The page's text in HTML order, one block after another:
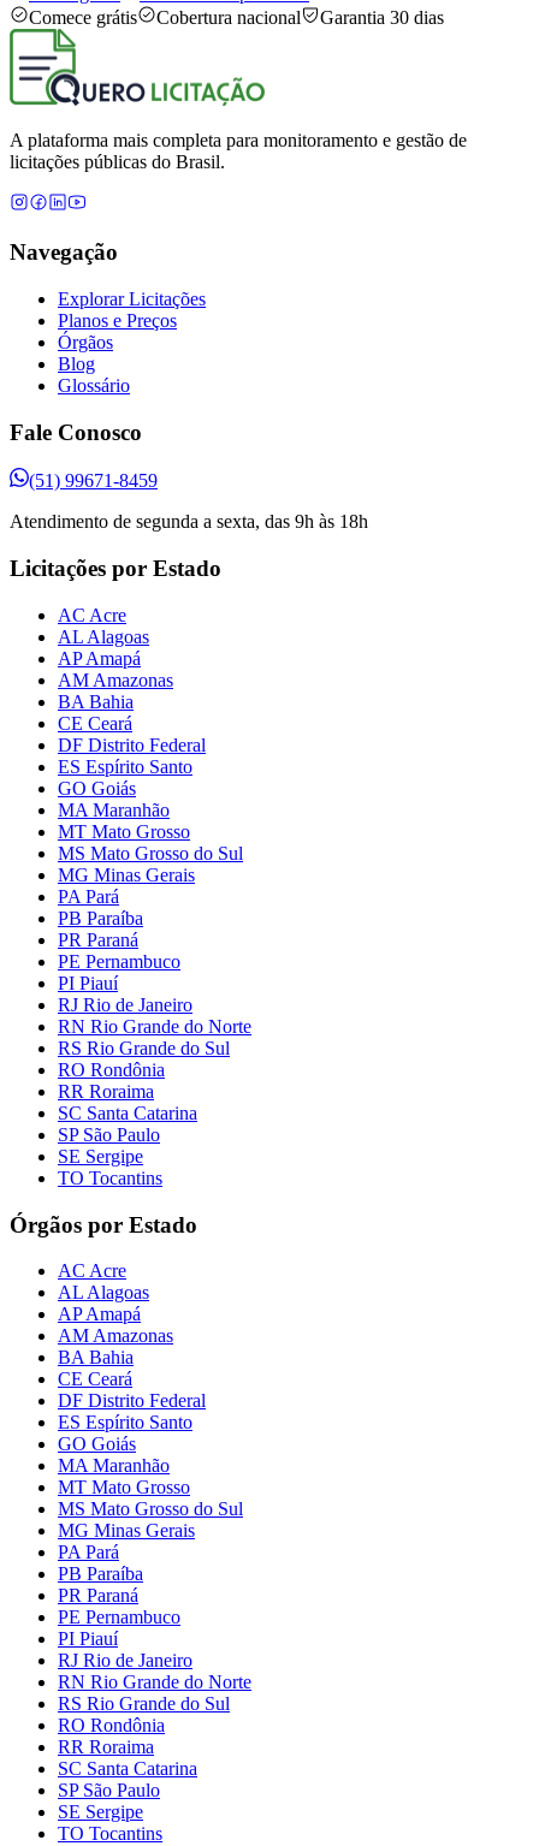
Comece grátis
Cobertura nacional Garantia 30 dias
A plataforma mais completa para monitoramento e gestão de
licitações públicas do Brasil.
Navegação
Explorar Licitações
Planos e Preços
Órgãos
Blog
Glossário
Fale Conosco
(51) 99671-8459
Atendimento de segunda a sexta, das 9h às 18h
Licitações por Estado
AC Acre
AL Alagoas
AP Amapá
AM Amazonas
BA Bahia
CE Ceará
DF Distrito Federal
ES Espírito Santo
GO Goiás
MA Maranhão
MT Mato Grosso
MS Mato Grosso do Sul
MG Minas Gerais
PA Pará
PB Paraíba
PR Paraná
PE Pernambuco
PI Piauí
RJ Rio de Janeiro
RN Rio Grande do Norte
RS Rio Grande do Sul
RO Rondônia
RR Roraima
SC Santa Catarina
SP São Paulo
SE Sergipe
TO Tocantins
Órgãos por Estado
AC Acre
AL Alagoas
AP Amapá
AM Amazonas
BA Bahia
CE Ceará
DF Distrito Federal
ES Espírito Santo
GO Goiás
MA Maranhão
MT Mato Grosso
MS Mato Grosso do Sul
MG Minas Gerais
PA Pará
PB Paraíba
PR Paraná
PE Pernambuco
PI Piauí
RJ Rio de Janeiro
RN Rio Grande do Norte
RS Rio Grande do Sul
RO Rondônia
RR Roraima
SC Santa Catarina
SP São Paulo
SE Sergipe
TO Tocantins